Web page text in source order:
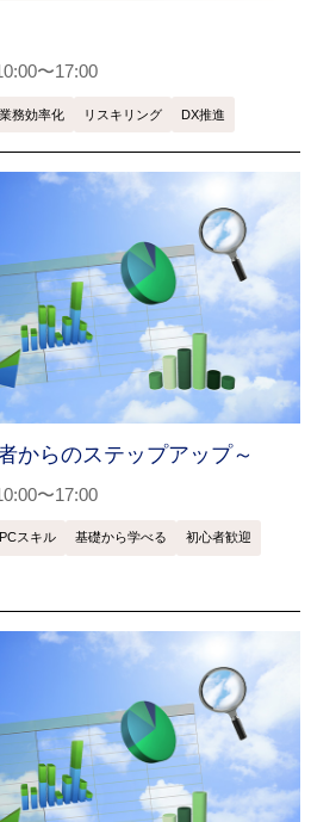
〜17:00
業務効率化 リスキリング DX推進
からのステップアップ～
〜17:00
PCスキル 基礎から学べる 初心者歓迎